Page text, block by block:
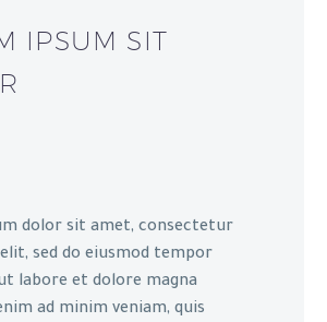
IPSUM SIT
dolor sit amet, consectetur
sed do eiusmod tempor
labore et dolore magna
ad minim veniam, quis